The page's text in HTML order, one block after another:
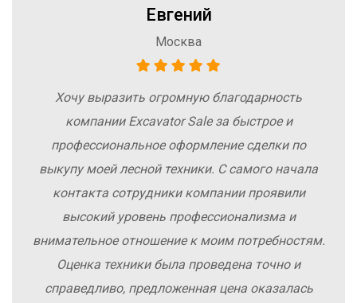
Евгений
Москва
Хочу выразить огромную благодарность
компании Excavator Sale за быстрое и
профессиональное оформление сделки по
выкупу моей лесной техники. С самого начала
контакта сотрудники компании проявили
высокий уровень профессионализма и
внимательное отношение к моим потребностям.
Оценка техники была проведена точно и
справедливо, предложенная цена оказалась